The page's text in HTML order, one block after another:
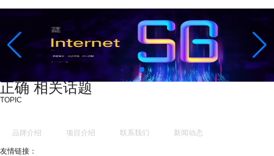
正确 相关话题
TOPIC
品牌介绍 项目介绍 联系我们 新闻动态
友情链接：